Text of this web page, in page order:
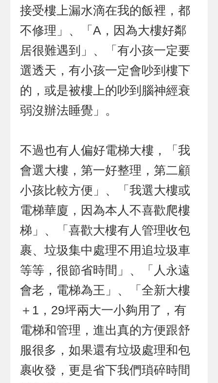
接受樓上漏水滴在我的飯裡，都
不修理」、「A，因為大樓好鄰
居很難遇到」、「有小孩一定要
選透天，有小孩一定會吵到樓下
的，或是被樓上的吵到腦神經衰
弱沒辦法睡覺」。
不過也有人偏好電梯大樓，「我
會選大樓，第一好整理，第二顧
小孩比較方便」、「我選大樓或
電梯華廈，因為本人不喜歡爬樓
梯」、「喜歡大樓有人管理收包
裹、垃圾集中處理不用追垃圾車
等等，很節省時間」、「人永遠
會老，電梯為王」、「全新大樓
＋1，29坪兩大一小夠用了，有
電梯和管理，進出真的方便跟舒
服很多，如果還有垃圾處理和包
裹收發，更是省下我們瑣碎時間